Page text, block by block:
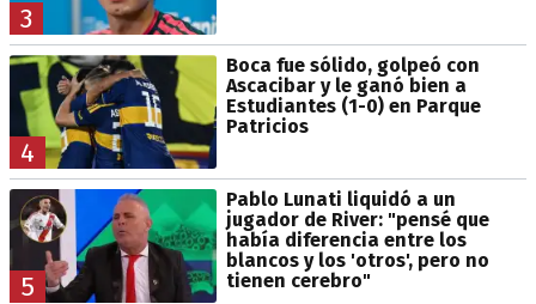
3
4
Boca fue sólido, golpeó con
Ascacibar y le ganó bien a
Estudiantes (1-0) en Parque
Patricios
5
Pablo Lunati liquidó a un
jugador de River: "pensé que
había diferencia entre los
blancos y los 'otros', pero no
tienen cerebro"